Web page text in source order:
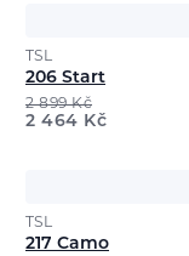
TSL
206 Start
2 899Kč
2 464 Kč
TSL
217 Camo